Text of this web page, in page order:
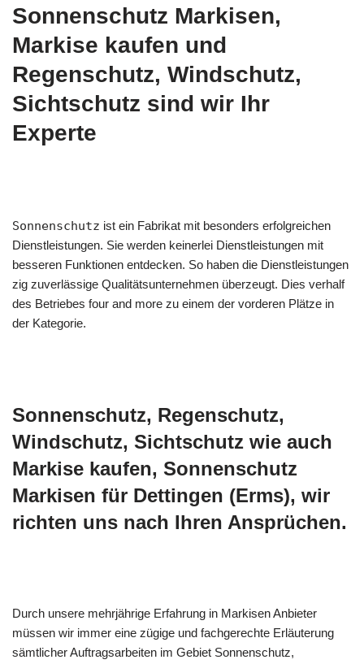
Sonnenschutz Markisen,
Markise kaufen und
Regenschutz, Windschutz,
Sichtschutz sind wir Ihr
Experte
Sonnenschutz ist ein Fabrikat mit besonders erfolgreichen
Dienstleistungen. Sie werden keinerlei Dienstleistungen mit
besseren Funktionen entdecken. So haben die Dienstleistungen
zig zuverlässige Qualitätsunternehmen überzeugt. Dies verhalf
des Betriebes four and more zu einem der vorderen Plätze in
der Kategorie.
Sonnenschutz, Regenschutz,
Windschutz, Sichtschutz wie auch
Markise kaufen, Sonnenschutz
Markisen für Dettingen (Erms), wir
richten uns nach Ihren Ansprüchen.
Durch unsere mehrjährige Erfahrung in Markisen Anbieter
müssen wir immer eine zügige und fachgerechte Erläuterung
sämtlicher Auftragsarbeiten im Gebiet Sonnenschutz,